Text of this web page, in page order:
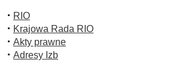
· RIO
· Krajowa Rada RIO
· Akty prawne
· Adresy Izb